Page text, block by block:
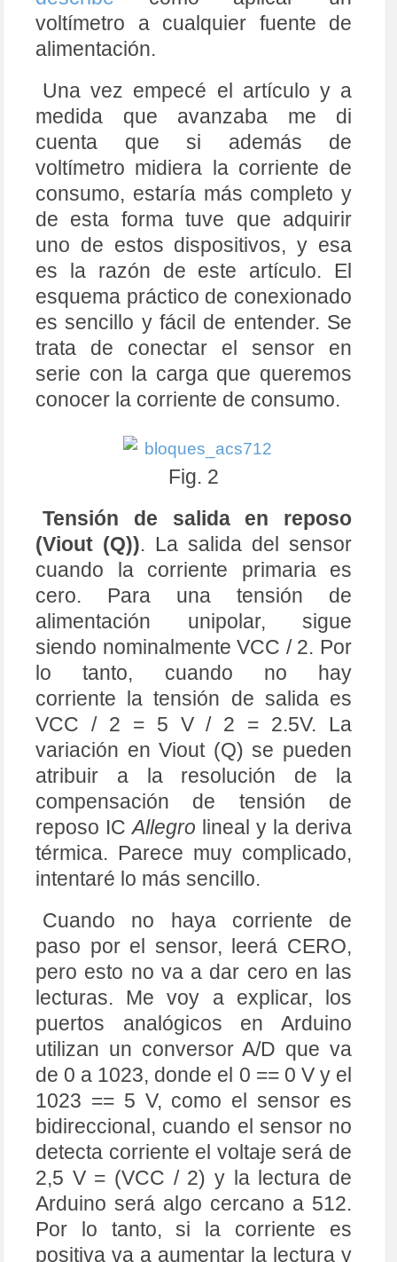
voltímetro a cualquier fuente de
alimentación.
Una vez empecé el artículo y a
medida que avanzaba me di
cuenta que si además de
voltímetro midiera la corriente de
consumo, estaría más completo y
de esta forma tuve que adquirir
uno de estos dispositivos, y esa
es la razón de este artículo. El
esquema práctico de conexionado
es sencillo y fácil de entender. Se
trata de conectar el sensor en
serie con la carga que queremos
conocer la corriente de consumo.
Fig. 2
Tensión de salida en reposo
(Viout (Q)). La salida del sensor
cuando la corriente primaria es
cero. Para una tensión de
alimentación unipolar, sigue
siendo nominalmente VCC / 2. Por
lo tanto, cuando no hay
corriente la tensión de salida es
VCC / 2 = 5 V / 2 = 2.5V. La
variación en Viout (Q) se pueden
atribuir a la resolución de la
compensación de tensión de
reposo ICAllegro lineal y la deriva
térmica. Parece muy complicado,
intentaré lo más sencillo.
Cuando no haya corriente de
paso por el sensor, leerá CERO,
pero esto no va a dar cero en las
lecturas. Me voy a explicar, los
puertos analógicos en Arduino
utilizan un conversor A/D que va
de 0 a 1023, donde el 0 == 0 V y el
1023 == 5 V, como el sensor es
bidireccional, cuando el sensor no
detecta corriente el voltaje será de
2,5 V = (VCC / 2) y la lectura de
Arduino será algo cercano a 512.
Por lo tanto, si la corriente es
positiva va a aumentar la lectura y